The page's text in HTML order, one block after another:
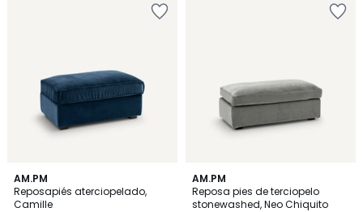
AM.PM
Reposapiés aterciopelado,
Camille
4,5
/ 5
3
Colores
AM.PM
Reposa pies de terciopelo
stonewashed, Neo Chiquito
2
Colores